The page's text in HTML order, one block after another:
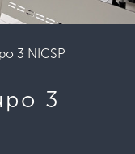
3 NICSP
3